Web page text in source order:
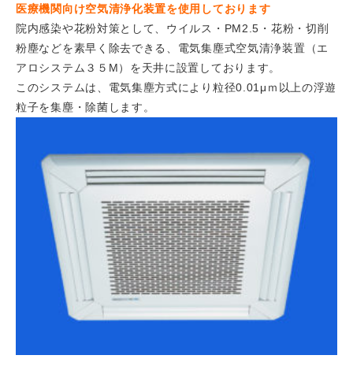
医療機関向け空気清浄化装置を使用しております
院内感染や花粉対策として、ウイルス・PM2.5・花粉・切削
粉塵などを素早く除去できる、電気集塵式空気清浄装置（エ
アロシステム３５M）を天井に設置しております。
このシステムは、電気集塵方式により粒径0.01μｍ以上の浮遊
粒子を集塵・除菌します。